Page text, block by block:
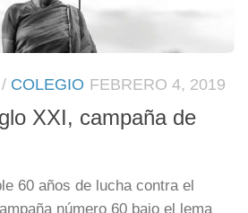
/ COLEGIO FEBRERO 4, 2019
XXI, campaña de
60 años de lucha contra el
número 60 bajo el lema